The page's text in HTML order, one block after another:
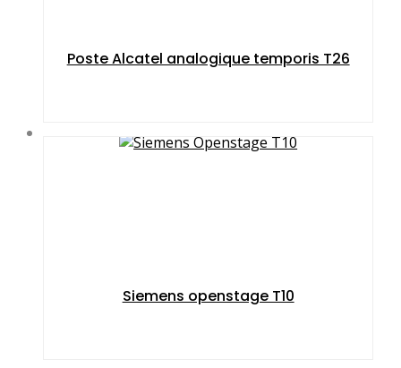
Poste Alcatel analogique temporis T26
Siemens openstage T10